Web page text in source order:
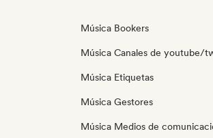
Música Bookers
Música Canales de youtube/
Música Etiquetas
Música Gestores
Música Medios de